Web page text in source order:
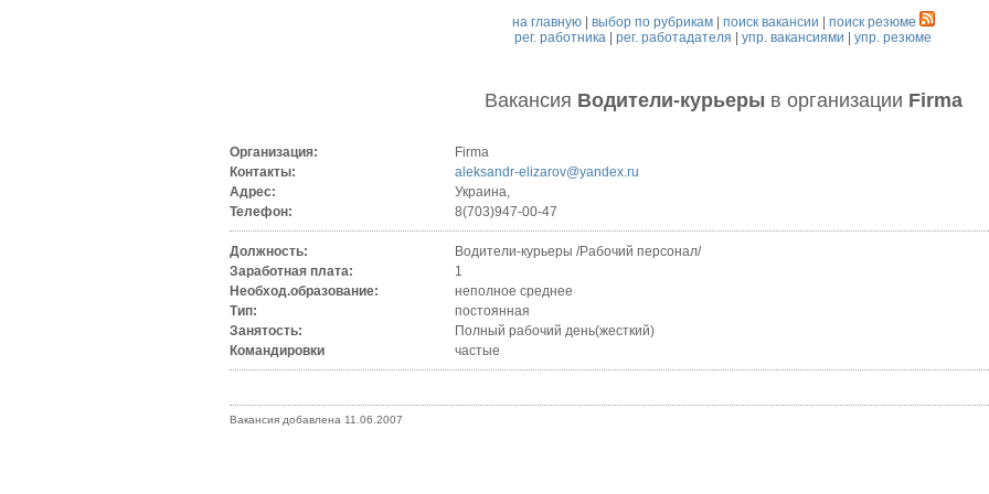
на главную| выбор по рубрикам| поиск вакансии
поиск резюме
рег. работника |рег. работадателя |упр. вакансиями |упр. резюме
Вакансия Водители-курьеры в организации Firma
Организация:
Firma
Контакты:
aleksandr-elizarov@yandex.ru
Адрес:
Украина,
Телефон:
8(703)947-00-47
Должность:
Водители-курьеры /Рабочий персонал/
Заработная плата:
1
Необход.образование:
неполное среднее
Тип:
постоянная
Занятость:
Полный рабочий день(жесткий)
Командировки
частые
Вакансия добавлена 11.06.2007